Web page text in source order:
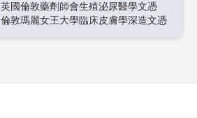
英國倫敦藥劑師會生殖泌尿醫學文憑
倫敦瑪麗女王大學臨床皮膚學深造文憑